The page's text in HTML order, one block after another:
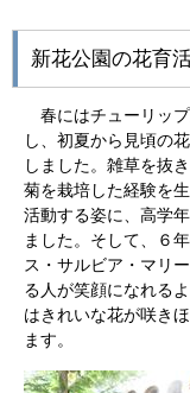
新花公園の花育
春にはチューリッ
し、初夏から見頃の
しました。雑草を抜
菊を栽培した経験を
活動する姿に、高学
ました。そして、６
ス・サルビア・マリ
る人が笑顔になれる
はきれいな花が咲き
ます。